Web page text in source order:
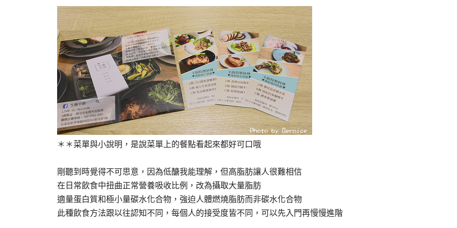
＊＊菜單與小說明，是說菜單上的餐點看起來都好可口哦
剛聽到時覺得不可思意，因為低醣我能理解，但高脂肪讓人很難相信
在日常飲食中扭曲正常營養吸收比例，改為攝取大量脂肪
適量蛋白質和極小量碳水化合物，強迫人體燃燒脂肪而非碳水化合物
此種飲食方法跟以往認知不同，每個人的接受度皆不同，可以先入門再慢慢進階